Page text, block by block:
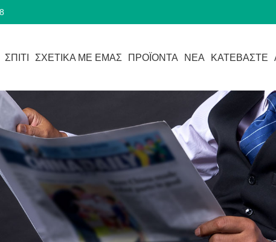
ΣΠΊΤΙ ΣΧΕΤΙΚΆ ΜΕ ΕΜΆΣ ΠΡΟΪΌΝΤΑ ΝΈΑ ΚΑΤΕΒΆΣΤΕ